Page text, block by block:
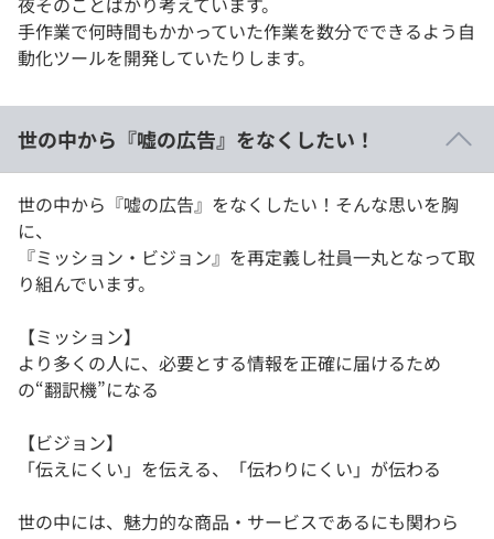
手作業で何時間もかかっていた作業を数分でできるよう自
動化ツールを開発していたりします。
世の中から『嘘の広告』をなくしたい！
世の中から『嘘の広告』をなくしたい！そんな思いを胸
に、
『ミッション・ビジョン』を再定義し社員一丸となって取
り組んでいます。
【ミッション】
より多くの人に、必要とする情報を正確に届けるため
の“翻訳機”になる
【ビジョン】
「伝えにくい」を伝える、「伝わりにくい」が伝わる
世の中には、魅力的な商品・サービスであるにも関わら